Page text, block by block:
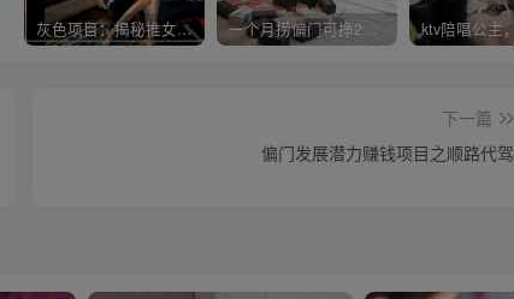
灰色项目：揭秘推女郎艾栗栗收费视频赚钱套路! 一个月捞偏门可挣20万是真的吗？
下一篇
偏门发展潜力赚钱项目之顺路代驾